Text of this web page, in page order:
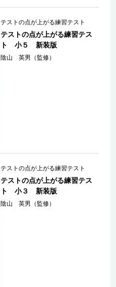
テストの点が上がる練習テスト
テストの点が上がる練習テス
ト 小５ 新装版
陰山 英男（監修）
テストの点が上がる練習テスト
テストの点が上がる練習テス
ト 小３ 新装版
陰山 英男（監修）